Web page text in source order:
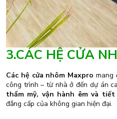
3.CÁC HỆ CỬA
Các hệ cửa nhôm Maxpro mang
công trình – từ nhà ở đến dự án
thẩm mỹ, vận hành êm và
đẳng cấp của không gian hiện đại.